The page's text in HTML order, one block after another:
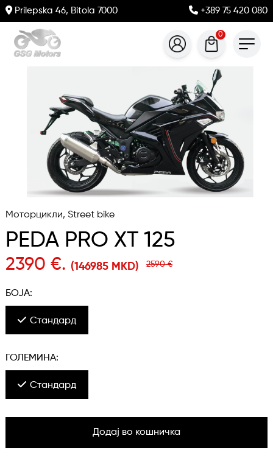
Prilepska 46, Bitola 7000 +389 75 420 080
0
Моторцикли, Street bike
PEDA PRO XT 125
2390 €. (146985 MKD) 2590 €
БОЈА:
Стандард
ГОЛЕМИНА:
Стандард
Додај во кошничка